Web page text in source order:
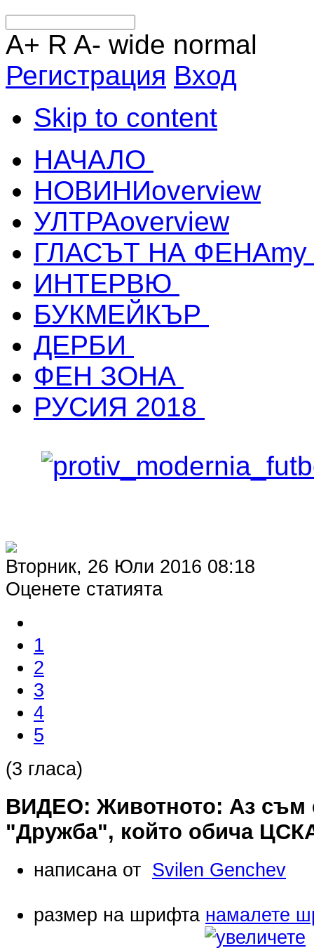
A+ R A- wide normal
Регистрация Вход
Skip to content
НАЧАЛО
НОВИНИoverview
УЛТРАoverview
ГЛАСЪТ НА ФЕНА
ИНТЕРВЮ
БУКМЕЙКЪР
ДЕРБИ
ФЕН ЗОНА
РУСИЯ 2018
Вторник, 26 Юли 2016 08:18
Оценете статията
1
2
3
4
5
(3 гласа)
ВИДЕО: Животното: Аз съм
"Дружба", който обича
написана от Svilen Genchev
размер на шрифта намалете